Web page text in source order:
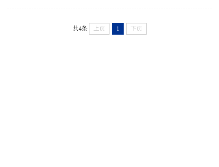
共4条 上页 1 下页